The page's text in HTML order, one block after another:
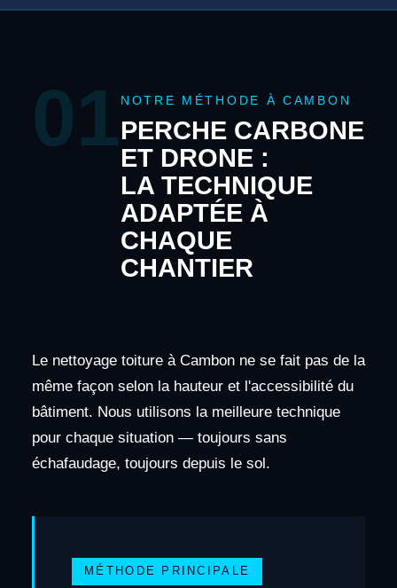
01 NOTRE MÉTHODE À CAMBON
PERCHE CARBONE
ET DRONE :
LA TECHNIQUE
ADAPTÉE À
CHAQUE
CHANTIER
Le nettoyage toiture à Cambon ne se fait pas de la
même façon selon la hauteur et l'accessibilité du
bâtiment. Nous utilisons la meilleure technique
pour chaque situation — toujours sans
échafaudage, toujours depuis le sol.
MÉTHODE PRINCIPALE